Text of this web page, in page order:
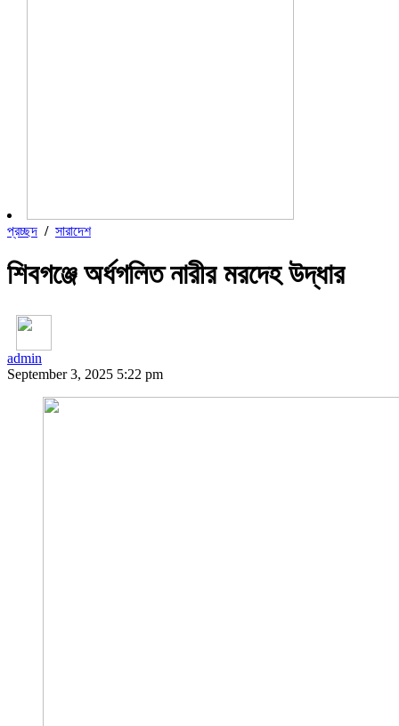
প্রচ্ছদ / সারাদেশ
শিবগঞ্জে অর্ধগলিত নারীর মরদেহ উদ্ধার
admin
September 3, 2025 5:22 pm